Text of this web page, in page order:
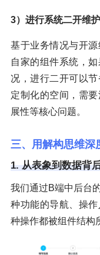
3）进行系统二开维护
基于业务情况与开
自家的组件系统，
况，进行二开可以
定制化的空间，需
展性等核心问题。
三、用解构思维深
1. 从表象到数据背
我们通过B端中后台
种功能的导航、操
种操作都被组件结构